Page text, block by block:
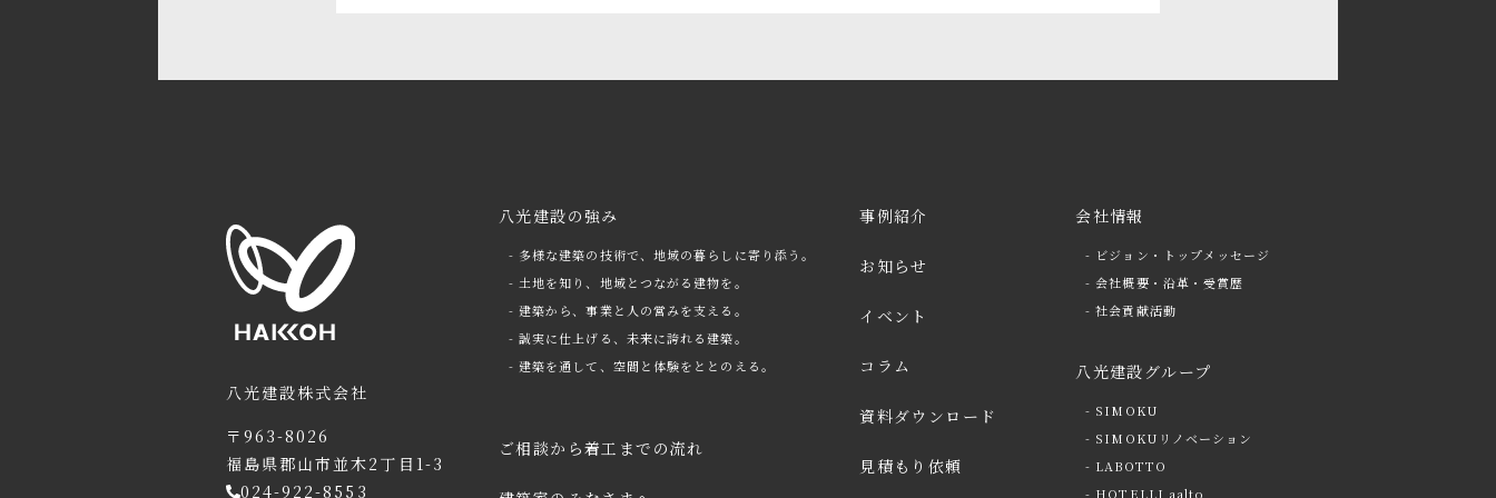
八光建設株式会社
〒963-8026
福島県郡山市並木2丁目1-3
024-922-8553
八光建設の強み
- 多様な建築の技術で、地域の暮らしに寄り添う。
- 土地を知り、地域とつながる建物を。
- 建築から、事業と人の営みを支える。
- 誠実に仕上げる、未来に誇れる建築。
- 建築を通して、空間と体験をととのえる。
会社情報
- ビジョン・トップメッセージ
- 会社概要・沿革・受賞歴
- 社会貢献活動
八光建設グループ
- SIMOKU
- SIMOKUリノベーション
- LABOTTO
- HOTELLI aalto
ご相談から着工までの流れ
事例紹介
お知らせ
イベント
コラム
資料ダウンロード
見積もり依頼